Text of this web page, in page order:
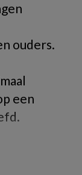
ouders.
een